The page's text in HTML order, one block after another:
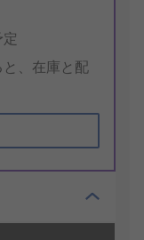
と、在庫と配